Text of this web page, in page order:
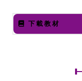
下載教材